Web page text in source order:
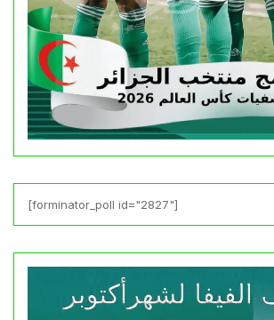
[forminator_poll id="2827"]